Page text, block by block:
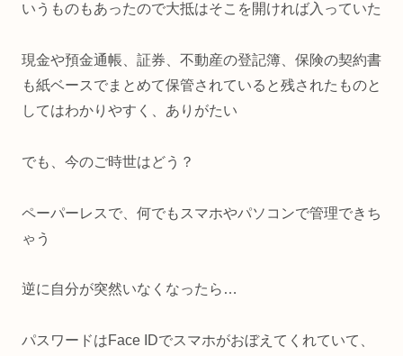
いうものもあったので大抵はそこを開ければ入っていた
現金や預金通帳、証券、不動産の登記簿、保険の契約書
も紙ベースでまとめて保管されていると残されたものと
してはわかりやすく、ありがたい
でも、今のご時世はどう？
ペーパーレスで、何でもスマホやパソコンで管理できち
ゃう
逆に自分が突然いなくなったら…
パスワードはFace IDでスマホがおぼえてくれていて、